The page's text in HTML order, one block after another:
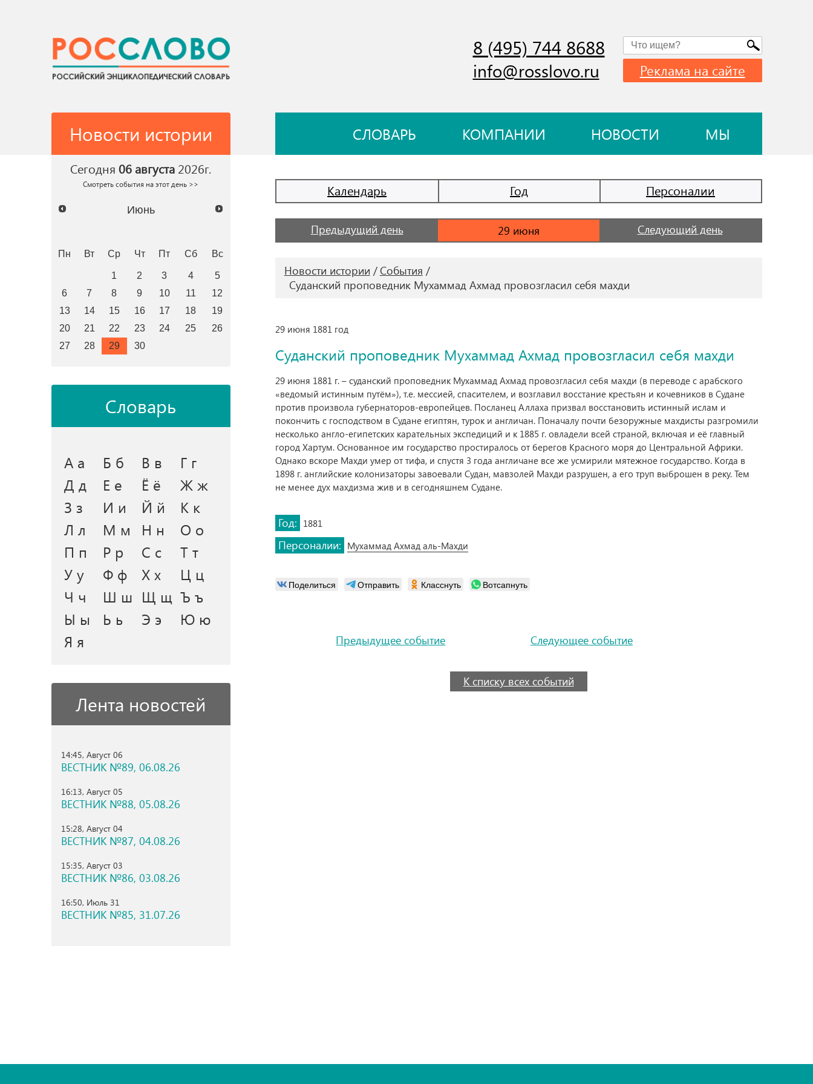
8 (495) 744 8688
info@rosslovo.ru Реклама на сайте
Новости истории СЛОВАРЬ КОМПАНИИ НОВОСТИ МЫ
Сегодня 06 августа 2026г.
Смотреть события на этот день >>
Июнь
Пн Вт Ср Чт Пт Сб Вс
1 2 3 4
5
6
7 8 9 10 11
12
13
14 15 16 17 18
19
20
21 22 23 24 25
26
27
28 29 30
Словарь
А а Б б В в
Г г
Д д
Е е Ё ё
Ж ж
З з
И и Й й
К к
Л л
М м Н н
О о
П п
Р р С с
Т т
У у
Ф ф Х х
Ц ц
Ч ч
Ш ш Щ щ Ъ ъ
Ы ы
Ь ь Э э
Ю ю
Я я
Лента новостей
14:45, Август 06
ВЕСТНИК №89, 06.08.26
16:13, Август 05
ВЕСТНИК №88, 05.08.26
15:28, Август 04
ВЕСТНИК №87, 04.08.26
15:35, Август 03
ВЕСТНИК №86, 03.08.26
16:50, Июль 31
ВЕСТНИК №85, 31.07.26
Календарь Год Персоналии
Предыдущий день Следующий день
Новости истории
События
Суданский проповедник Мухаммад Ахмад провозгласил себя махди
29 июня 1881 год
Суданский проповедник Мухаммад Ахмад провозгласил себя махди
29 июня 1881 г. – суданский проповедник Мухаммад Ахмад провозгласил себя махди (в переводе с арабского
«ведомый истинным путём»), т.е. мессией, спасителем, и возглавил восстание крестьян и кочевников в Судане
против произвола губернаторов-европейцев. Посланец Аллаха призвал восстановить истинный ислам и
покончить с господством в Судане египтян, турок и англичан. Поначалу почти безоружные махдисты разгромили
несколько англо-египетских карательных экспедиций и к 1885 г. овладели всей страной, включая и её главный
город Хартум. Основанное им государство простиралось от берегов Красного моря до Центральной Африки.
Однако вскоре Махди умер от тифа, и спустя 3 года англичане все же усмирили мятежное государство. Когда в
1898 г. английские колонизаторы завоевали Судан, мавзолей Махди разрушен, а его труп выброшен в реку. Тем
не менее дух махдизма жив и в сегодняшнем Судане.
Год: 1881
Персоналии: Мухаммад Ахмад аль-Махди
Поделиться Отправить Класснуть Вотсапнуть
Предыдущее событие Следующее событие
К списку всех событий